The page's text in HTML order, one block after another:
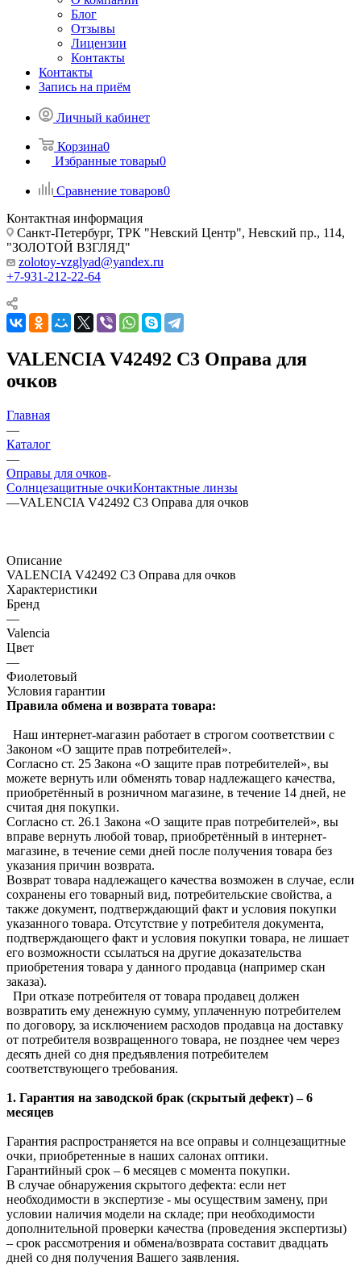
Блог
Отзывы
Лицензии
Контакты
Контакты
Запись на приём
Личный кабинет
Корзина0
Избранные товары0
Сравнение товаров0
Контактная информация
Санкт-Петербург, ТРК "Невский Центр", Невский пр., 114,
"ЗОЛОТОЙ ВЗГЛЯД"
zolotoy-vzglyad@yandex.ru
+7-931-212-22-64
VALENCIA V42492 C3 Оправа для
очков
Главная
—
Каталог
—
Оправы для очков
Солнцезащитные очкиКонтактные линзы
—VALENCIA V42492 C3 Оправа для очков
Описание
VALENCIA V42492 C3 Оправа для очков
Характеристики
Бренд
—
Valencia
Цвет
—
Фиолетовый
Условия гарантии
Правила обмена и возврата товара:
Наш интернет-магазин работает в строгом соответствии с
Законом «О защите прав потребителей».
Согласно ст. 25 Закона «О защите прав потребителей», вы
можете вернуть или обменять товар надлежащего качества,
приобретённый в розничном магазине, в течение 14 дней, не
считая дня покупки.
Согласно ст. 26.1 Закона «О защите прав потребителей», вы
вправе вернуть любой товар, приобретённый в интернет-
магазине, в течение семи дней после получения товара без
указания причин возврата.
Возврат товара надлежащего качества возможен в случае, если
сохранены его товарный вид, потребительские свойства, а
также документ, подтверждающий факт и условия покупки
указанного товара. Отсутствие у потребителя документа,
подтверждающего факт и условия покупки товара, не лишает
его возможности ссылаться на другие доказательства
приобретения товара у данного продавца (например скан
заказа).
При отказе потребителя от товара продавец должен
возвратить ему денежную сумму, уплаченную потребителем
по договору, за исключением расходов продавца на доставку
от потребителя возвращенного товара, не позднее чем через
десять дней со дня предъявления потребителем
соответствующего требования.
1. Гарантия на заводской брак (скрытый дефект) – 6
месяцев
Гарантия распространяется на все оправы и солнцезащитные
очки, приобретенные в наших салонах оптики.
Гарантийный срок – 6 месяцев с момента покупки.
В случае обнаружения скрытого дефекта: если нет
необходимости в экспертизе - мы осуществим замену, при
условии наличия модели на складе; при необходимости
дополнительной проверки качества (проведения экспертизы)
– срок рассмотрения и обмена/возврата составит двадцать
дней со дня получения Вашего заявления.